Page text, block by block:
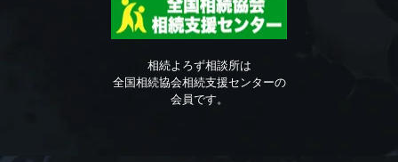
相続よろず相談所は
全国相続協会相続支援センターの
会員です。